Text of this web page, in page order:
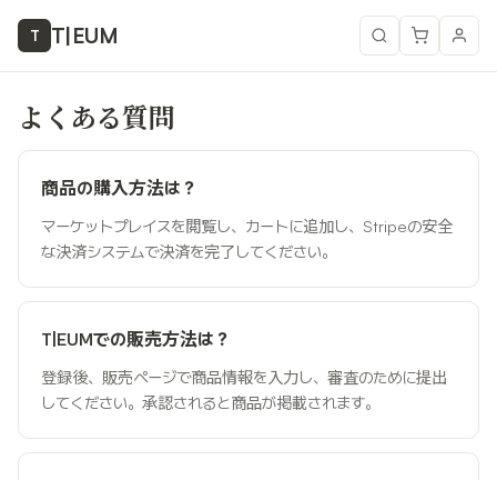
T T|EUM
よくある質問
商品の購入方法は？
マーケットプレイスを閲覧し、カートに追加し、Stripeの安全
な決済システムで決済を完了してください。
T|EUMでの販売方法は？
登録後、販売ページで商品情報を入力し、審査のために提出
してください。承認されると商品が掲載されます。